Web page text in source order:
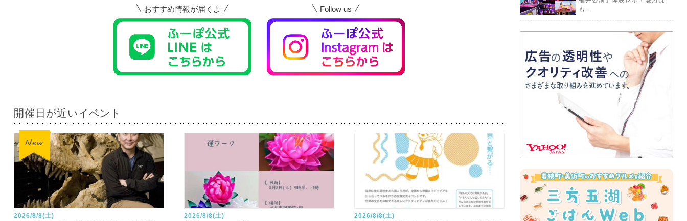
おすすめ情報が届くよ Follow us
開催日が近いイベント
2026/8/8(土) 2026/8/8(土) 2026/8/8(土)
も...